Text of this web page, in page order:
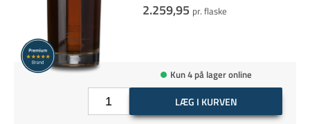
2.259,95 pr. flaske
Kun 4 på lager online
LÆG I KURVEN